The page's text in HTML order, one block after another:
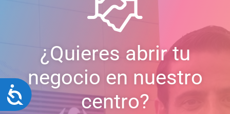
Accesibilidad
¿Quieres abrir tu
negocio en nuestro
centro?